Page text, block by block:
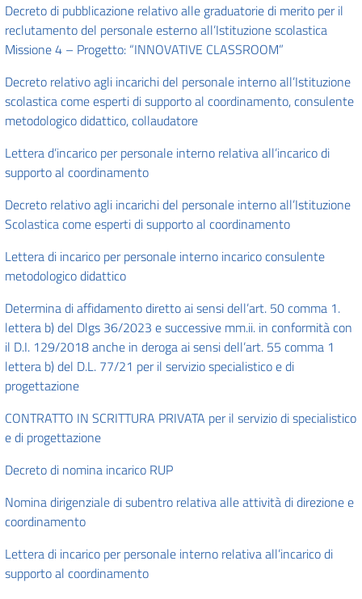
Decreto di pubblicazione relativo alle graduatorie di merito per il
reclutamento del personale esterno all’Istituzione scolastica
Missione 4 – Progetto: “INNOVATIVE CLASSROOM”
Decreto relativo agli incarichi del personale interno all’Istituzione
scolastica come esperti di supporto al coordinamento, consulente
metodologico didattico, collaudatore
Lettera d’incarico per personale interno relativa all’incarico di
supporto al coordinamento
Decreto relativo agli incarichi del personale interno all’Istituzione
Scolastica come esperti di supporto al coordinamento
Lettera di incarico per personale interno incarico consulente
metodologico didattico
Determina di affidamento diretto ai sensi dell’art. 50 comma 1.
lettera b) del Dlgs 36/2023 e successive mm.ii. in conformità con
il D.I. 129/2018 anche in deroga ai sensi dell’art. 55 comma 1
lettera b) del D.L. 77/21 per il servizio specialistico e di
progettazione
CONTRATTO IN SCRITTURA PRIVATA per il servizio di specialistico
e di progettazione
Decreto di nomina incarico RUP
Nomina dirigenziale di subentro relativa alle attività di direzione e
coordinamento
Lettera di incarico per personale interno relativa all’incarico di
supporto al coordinamento